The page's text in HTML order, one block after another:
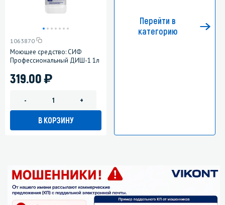
1063870
Моющее средство: СИФ
Профессиональный ДИШ-1 1л
319.00)
- +
В КОРЗИНУ
Перейти в
категорию